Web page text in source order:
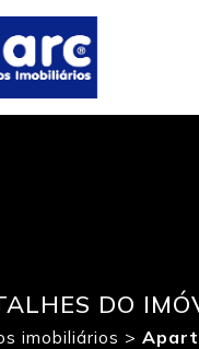
DO
imobiliários >